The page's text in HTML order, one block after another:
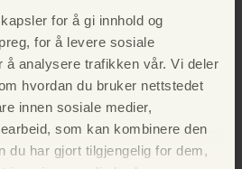
for å gi innhold og
for å levere sosiale
å analysere trafikken vår. Vi deler
hvordan du bruker nettstedet
innen sosiale medier,
som kan kombinere den
du har gjort tilgjengelig for dem,